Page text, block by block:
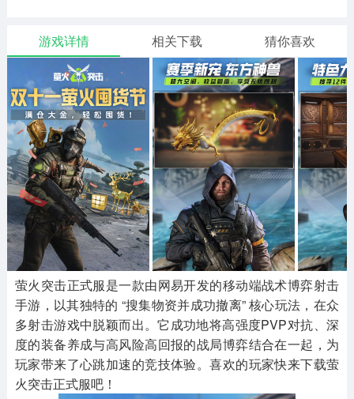
仙侠手游
485款应用
手赚网赚
446款应用
绝地求生
34款应用
三国游戏
3934款应用
我的世界
69款应用
像素游戏
701款应用
其他
983款应用
末日游戏
1408款应用
pc游戏
3450款应用
游戏攻略
63款应用
软件教程
8款应用
热点新闻
8款应用
游戏详情 相关下载 猜你喜欢
萤火突击正式服是一款由网易开发的移动端战术博弈射击
手游，以其独特的 “搜集物资并成功撤离” 核心玩法，在众
多射击游戏中脱颖而出。它成功地将高强度PVP对抗、深
度的装备养成与高风险高回报的战局博弈结合在一起，为
玩家带来了心跳加速的竞技体验。喜欢的玩家快来下载萤
火突击正式服吧！